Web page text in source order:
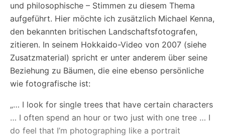
und philosophische – Stimmen zu diesem Thema
aufgeführt. Hier möchte ich zusätzlich Michael Kenna,
den bekannten britischen Landschaftsfotografen,
zitieren. In seinem Hokkaido-Video von 2007 (siehe
Zusatzmaterial) spricht er unter anderem über seine
Beziehung zu Bäumen, die eine ebenso persönliche
wie fotografische ist:
„… I look for single trees that have certain characters
… I often spend an hour or two just with one tree … I
do feel that I’m photographing like a portrait